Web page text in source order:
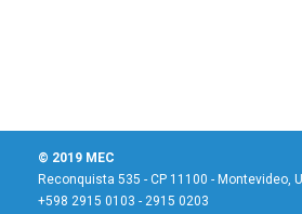
© 2019 MEC
Reconquista 535 - CP 11100 - Montevideo,
+598 2915 0103 - 2915 0203